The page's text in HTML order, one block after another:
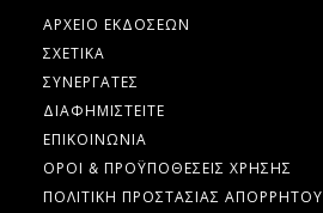
ΑΡΧΕΙΟ ΕΚΔΟΣΕΩΝ
ΣΧΕΤΙΚΑ
ΣΥΝΕΡΓΑΤΕΣ
ΔΙΑΦΗΜΙΣΤΕΙΤΕ
ΕΠΙΚΟΙΝΩΝΙΑ
ΟΡΟΙ & ΠΡΟΫΠΟΘΕΣΕΙΣ ΧΡΗΣΗΣ
ΠΟΛΙΤΙΚΗ ΠΡΟΣΤΑΣΙΑΣ ΑΠΟΡΡΗΤΟΥ